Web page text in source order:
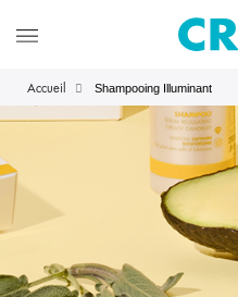
Accueil Shampooing Illuminant